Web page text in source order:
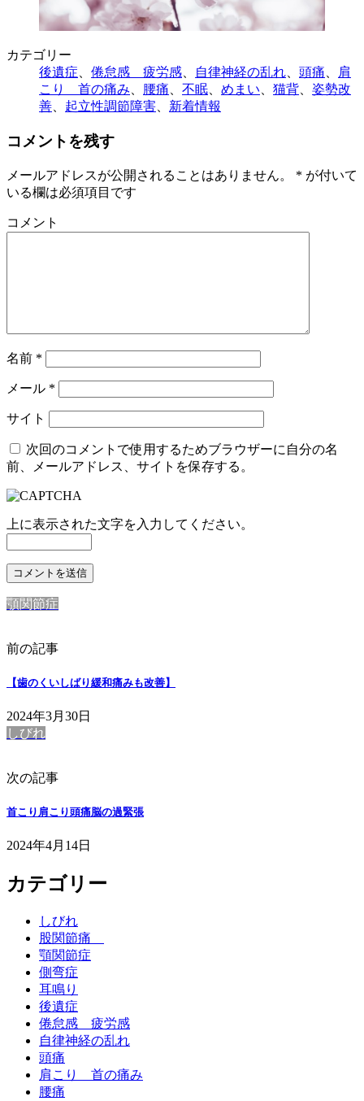
カテゴリー
後遺症
倦怠感 疲労感 自律神経の乱れ 頭痛
肩
こり 首の痛み
腰痛 不眠 めまい 猫背
姿勢改
善
起立性調節障害 新着情報
コメントを残す
メールアドレスが公開されることはありません。 * が付いて
いる欄は必須項目です
コメント
名前 *
メール *
サイト
次回のコメントで使用するためブラウザーに自分の名
前、メールアドレス、サイトを保存する。
上に表示された文字を入力してください。
顎関節症
前の記事
【歯のくいしばり緩和痛みも改善】
2024年3月30日
しびれ
次の記事
首こり肩こり頭痛脳の過緊張
2024年4月14日
カテゴリー
しびれ
股関節痛
顎関節症
側弯症
耳鳴り
後遺症
倦怠感 疲労感
自律神経の乱れ
頭痛
肩こり 首の痛み
腰痛